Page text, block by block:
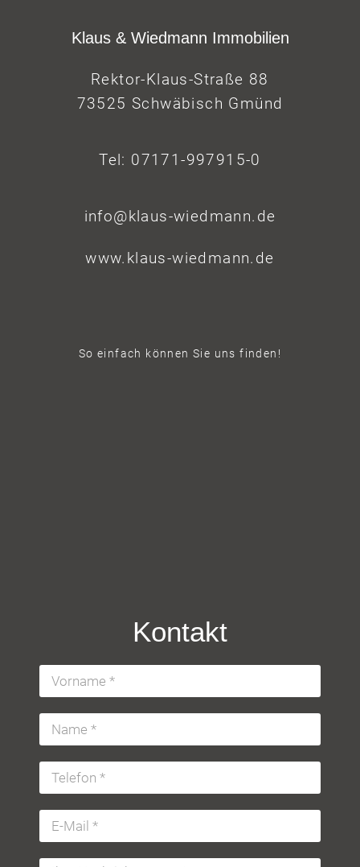
Klaus & Wiedmann Immobilien
Rektor-Klaus-Straße 88
73525 Schwäbisch Gmünd
Tel: 07171-997915-0
info@klaus-wiedmann.de
www.klaus-wiedmann.de
So einfach können Sie uns finden!
Kontakt